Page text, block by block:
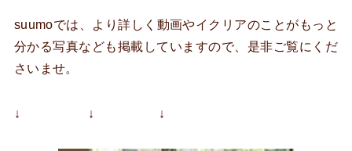
suumoでは、より詳しく動画やイクリアのことがもっと
分かる写真なども掲載していますので、是非ご覧にくだ
さいませ。
↓ ↓ ↓